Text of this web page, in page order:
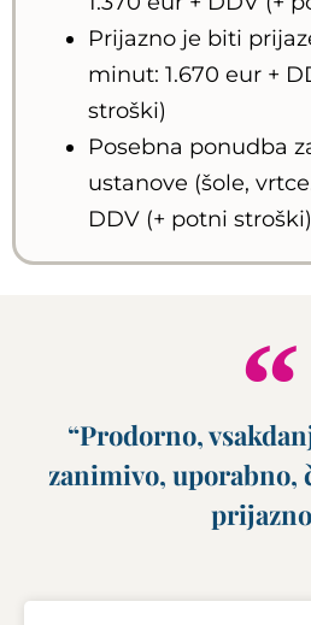
Prijazno je biti
minut: 1.670 eur +
stroški)
Posebna ponudba
ustanove (šole,
DDV (+ potni stroški)
“Prodorno,
zanimivo, uporabno,